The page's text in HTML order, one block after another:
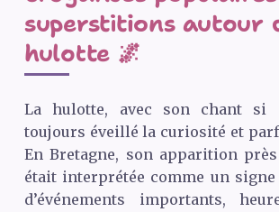
superstitions autour
hulotte 🌌
La hulotte, avec son chant si
toujours éveillé la curiosité et
En Bretagne, son apparition
était interprétée comme un
d’événements importants,